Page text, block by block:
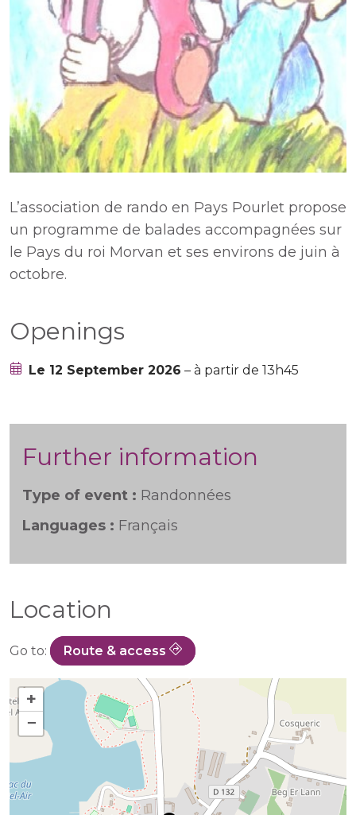
L’association de rando en Pays Pourlet propose
un programme de balades accompagnées sur
le Pays du roi Morvan et ses environs de juin à
octobre.
Openings
Le 12 September 2026 – à partir de 13h45
Further information
Type of event : Randonnées
Languages : Français
Location
Go to: Route & access
+
−